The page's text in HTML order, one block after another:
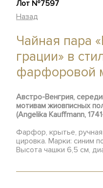
Лот №7597
Назад
Чайная пара
грации» в
фарфоровой
Австро-Венгрия,
мотивам жиовписных
(Angelika Kauffmann,
Фарфор, крытье,
цировка. Марки: синим
Высота чашки 6,5 см,